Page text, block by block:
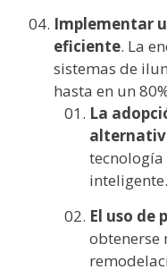
Implementar
eficiente. La
sistemas de
hasta en un
La
inteligente.
El uso de
obtenerse